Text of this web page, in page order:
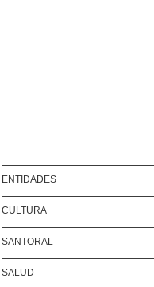
ENTIDADES
CULTURA
SANTORAL
SALUD